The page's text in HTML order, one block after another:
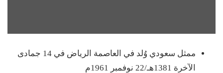
ممثل سعودي وُلد في العاصمة الرياض في 14 جمادى
الآخرة 1381هـ/22 نوفمبر 1961م